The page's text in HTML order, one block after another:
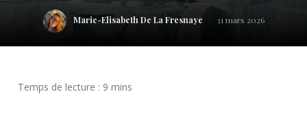
Marie-Elisabeth De La Fresnaye 31 mars 2026